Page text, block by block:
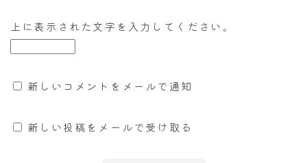
上に表示された文字を入力してください。
新しいコメントをメールで通知
新しい投稿をメールで受け取る